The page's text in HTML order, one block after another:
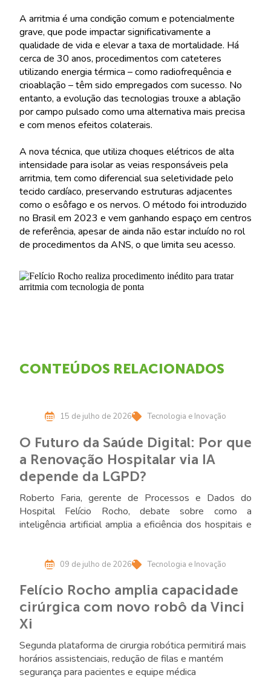
A arritmia é uma condição comum e potencialmente
grave, que pode impactar significativamente a
qualidade de vida e elevar a taxa de mortalidade. Há
cerca de 30 anos, procedimentos com cateteres
utilizando energia térmica – como radiofrequência e
crioablação – têm sido empregados com sucesso. No
entanto, a evolução das tecnologias trouxe a ablação
por campo pulsado como uma alternativa mais precisa
e com menos efeitos colaterais.
A nova técnica, que utiliza choques elétricos de alta
intensidade para isolar as veias responsáveis pela
arritmia, tem como diferencial sua seletividade pelo
tecido cardíaco, preservando estruturas adjacentes
como o esôfago e os nervos. O método foi introduzido
no Brasil em 2023 e vem ganhando espaço em centros
de referência, apesar de ainda não estar incluído no rol
de procedimentos da ANS, o que limita seu acesso.
CONTEÚDOS RELACIONADOS
15 de julho de 2026 Tecnologia e Inovação
O Futuro da Saúde Digital: Por que
a Renovação Hospitalar via IA
depende da LGPD?
Roberto Faria, gerente de Processos e Dados do
Hospital Felício Rocho, debate sobre como a
inteligência artificial amplia a eficiência dos hospitais e
09 de julho de 2026 Tecnologia e Inovação
Felício Rocho amplia capacidade
cirúrgica com novo robô da Vinci
Xi
Segunda plataforma de cirurgia robótica permitirá mais
horários assistenciais, redução de filas e mantém
segurança para pacientes e equipe médica